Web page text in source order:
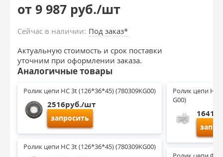
от 9 987 руб./шт
Сейчас в наличии: Под заказ*
Актуальную стоимость и срок поставки
уточним при оформлении заказа.
Аналогичные товары
Ролик цепи HC 3t (126*36*45) (780309KG00)
2516руб./шт
запросить
Ролик цепи HC 3t (126*36*45) (780309KG00)
Ролик цепи
G00)